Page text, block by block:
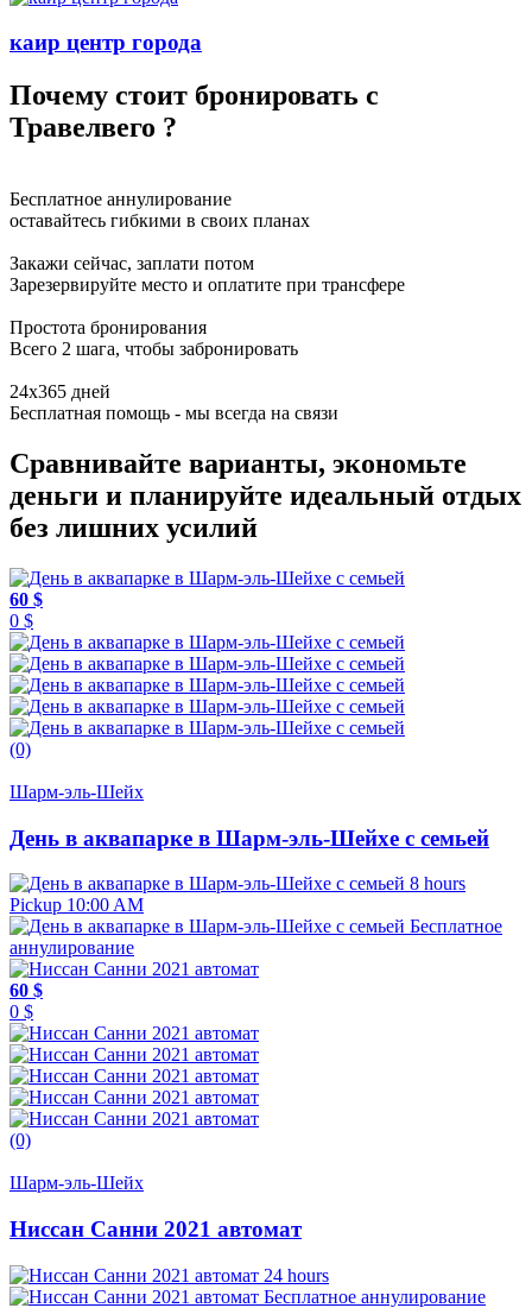
каир центр города
Почему стоит бронировать с
Травелвего ?
Бесплатное аннулирование
оставайтесь гибкими в своих планах
Закажи сейчас, заплати потом
Зарезервируйте место и оплатите при трансфере
Простота бронирования
Всего 2 шага, чтобы забронировать
24x365 дней
Бесплатная помощь - мы всегда на связи
Сравнивайте варианты, экономьте
деньги и планируйте идеальный отдых
без лишних усилий
60 $
0 $
(0)
Шарм-эль-Шейх
День в аквапарке в Шарм-эль-Шейхе с семьей
8 hours
Pickup 10:00 AM
Бесплатное
аннулирование
60 $
0 $
(0)
Шарм-эль-Шейх
Ниссан Санни 2021 автомат
24 hours
Бесплатное аннулирование